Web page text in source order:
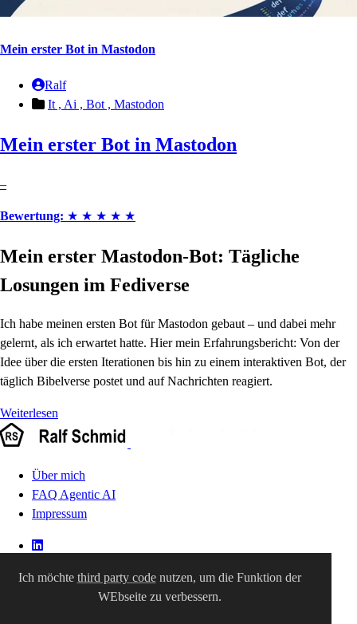
Mein erster Bot in Mastodon
Ralf
It , Ai , Bot , Mastodon
Mein erster Bot in Mastodon
–
Bewertung: ★ ★ ★ ★ ★
Mein erster Mastodon-Bot: Tägliche
Losungen im Fediverse
Ich habe meinen ersten Bot für Mastodon gebaut – und dabei mehr
gelernt, als ich erwartet hatte. Hier mein Erfahrungsbericht: Von der
Idee über die ersten Iterationen bis hin zu einem interaktiven Bot, der
täglich Bibelverse postet und auf Nachrichten reagiert.
Weiterlesen
Über mich
FAQ Agentic AI
Impressum
Ich möchte third party codenutzen, um die Funktion der
WEbseite zu verbessern.